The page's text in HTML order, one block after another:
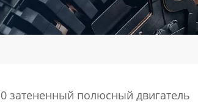
затененный полюсный двигатель